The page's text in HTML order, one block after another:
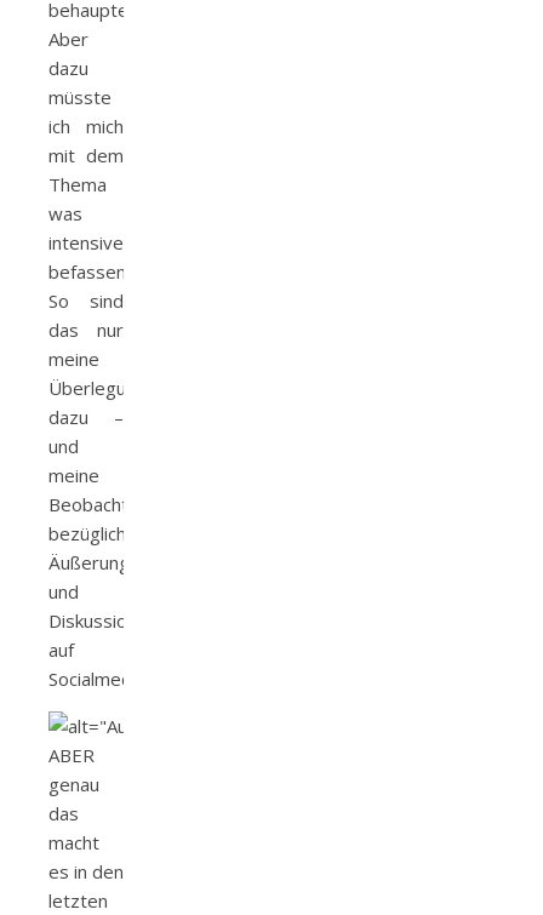
behaupten.
Aber
dazu
müsste
ich mich
mit dem
Thema
was
intensiver
befassen.
So sind
das nur
meine
Überlegungen
dazu –
und
meine
Beobachtungen,
bezüglich
Äußerungen
und
Diskussionen
auf
Socialmedia.
ABER
genau
das
macht
es in den
letzten